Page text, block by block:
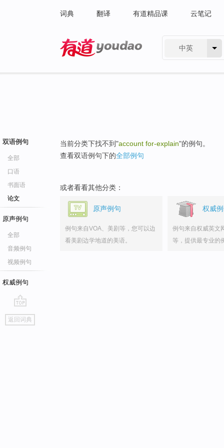
词典 翻译 有道精品课 云笔记
中英
双语例句
全部
口语
书面语
论文
原声例句
全部
音频例句
视频例句
权威例句
go
top
返回词典
当前分类下找不到"account for-explain"的例句。
查看双语例句下的全部例句
或者看看其他分类：
原声例句
例句来自VOA、美剧等，您可以边
看美剧边学地道的美语。
权威
例句来自权威英文
等，提供最专业的